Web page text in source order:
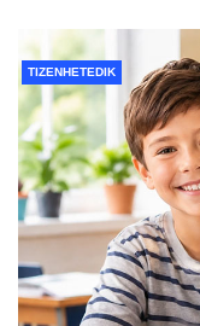
TIZENHETEDIK